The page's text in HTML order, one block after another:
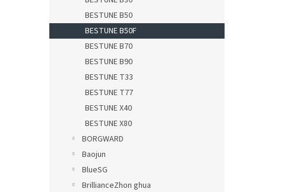
BESTUNE B50
BESTUNE B50F
BESTUNE B70
BESTUNE B90
BESTUNE T33
BESTUNE T77
BESTUNE X40
BESTUNE X80
BORGWARD
Baojun
BlueSG
BrillianceZhon ghua